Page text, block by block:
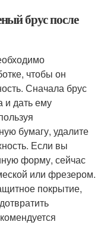
брус после
чтобы он
Сначала брус
и дать ему
бумагу, удалите
Если вы
форму, сейчас
или фрезером.
покрытие,